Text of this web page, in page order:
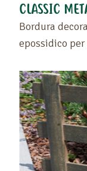
CLASSIC
Bordura
epossidico